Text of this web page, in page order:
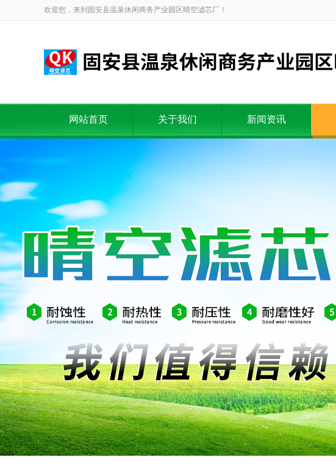
欢迎您，来到固安县温泉休闲商务产业园区晴空滤芯厂！
网站首页 关于我们 新闻资讯